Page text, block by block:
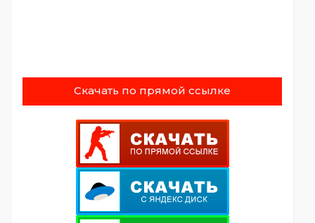
Скачать по прямой ссылке